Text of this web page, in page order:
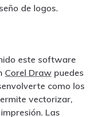
de logos.
este software
Corel Draw puedes
como los
vectorizar,
Las